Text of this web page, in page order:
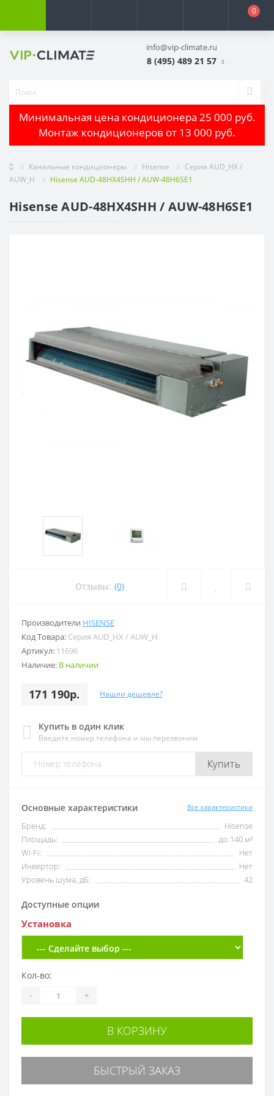
0
info@vip-climate.ru
8 (495) 489 21 57
Минимальная цена кондиционера 25 000 руб.
Монтаж кондиционеров от 13 000 руб.
Канальные кондиционеры Hisense
Серия AUD_HX /
AUW_H
Hisense AUD-48HX4SHH / AUW-48H6SE1
Hisense AUD-48HX4SHH / AUW-48H6SE1
Отзывы: (0)
Производители HISENSE
Код Товара: Серия AUD_HX / AUW_H
Артикул: 11696
Наличие: В наличии
171 190р. Нашли дешевле?
Купить в один клик
Введите номер телефона и мы перезвоним
Купить
Основные характеристики Все характеристики
Бренд:
Hisense
Площадь:
до 140 м²
Wi-Fi:
Нет
Инвертор:
Нет
Уровень шума, дБ:
42
Доступные опции
Установка
Кол-во:
- +
В КОРЗИНУ
БЫСТРЫЙ ЗАКАЗ